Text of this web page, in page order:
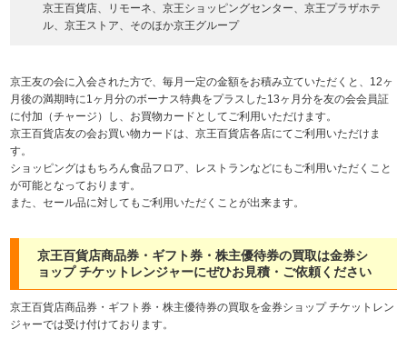
京王百貨店、リモーネ、京王ショッピングセンター、京王プラザホテ
ル、京王ストア、そのほか京王グループ
京王友の会に入会された方で、毎月一定の金額をお積み立ていただくと、12ヶ
月後の満期時に1ヶ月分のボーナス特典をプラスした13ヶ月分を友の会会員証
に付加（チャージ）し、お買物カードとしてご利用いただけます。
京王百貨店友の会お買い物カードは、京王百貨店各店にてご利用いただけま
す。
ショッピングはもちろん食品フロア、レストランなどにもご利用いただくこと
が可能となっております。
また、セール品に対してもご利用いただくことが出来ます。
京王百貨店商品券・ギフト券・株主優待券の買取は金券シ
ョップ チケットレンジャーにぜひお見積・ご依頼ください
京王百貨店商品券・ギフト券・株主優待券の買取を金券ショップ チケットレン
ジャーでは受け付けております。